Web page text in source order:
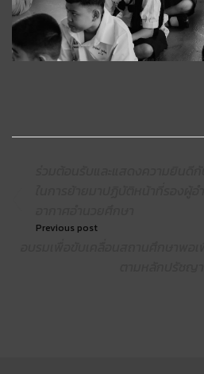
Previous post